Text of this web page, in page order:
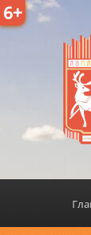
6+